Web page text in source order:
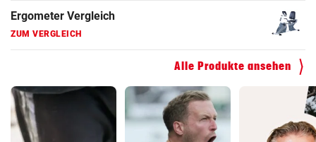
Fahrrad Test
ZUM VERGLEICH
ZUM VERGLEICH
Faszienrolle Vergleich
ZUM VERGLEICH
Alle Produkte ansehen